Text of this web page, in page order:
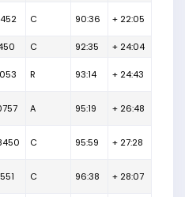
C 90:36 + 22:05
C 92:35 + 24:04
R 93:14 + 24:43
A 95:19 + 26:48
C 95:59 + 27:28
C 96:38 + 28:07